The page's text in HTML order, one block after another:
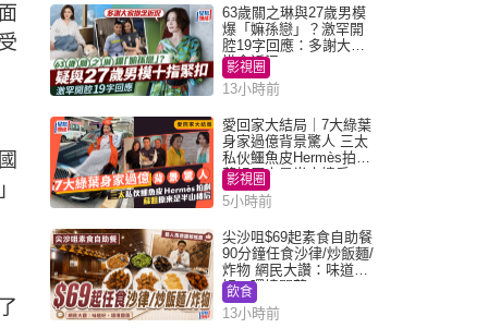
63歲關之琳與27歲男模
爆「嫲孫戀」？激罕開
腔19字回應：多謝大家
掛念近況
影視圈
13小時前
愛回家大結局｜7大綠葉
身家過億背景驚人 三太
私伙鱷魚皮Hermès拍劇
蘇姐原來是半山樓后
影視圈
5小時前
尖沙咀$69起素食自助餐
90分鐘任食沙律/炒飯麵/
炸物 網民大讚：味道
好，環境闊落
飲食
13小時前